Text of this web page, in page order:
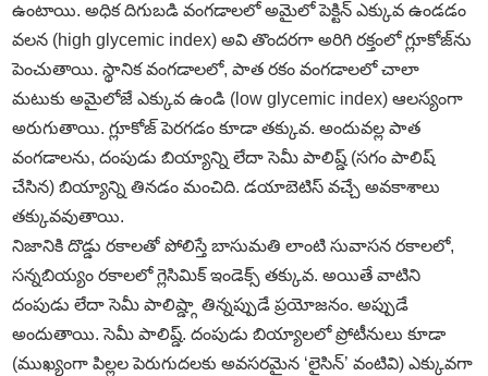
ఉంటాయి. అధిక దిగుబడి వంగడాలలో అమైలో పెక్టిన్‌ ఎక్కువ ఉండడం
వలన (high glycemic index) అవి తొందరగా అరిగి రక్తంలో గ్లూకోజ్‌ను
పెంచుతాయి. స్థానిక వంగడాలలో, పాత రకం వంగడాలలో చాలా
మటుకు అమైలోజే ఎక్కువ ఉండి (low glycemic index) ఆలస్యంగా
అరుగుతాయి. గ్లూకోజ్‌ పెరగడం కూడా తక్కువ. అందువల్ల పాత
వంగడాలను, దంపుడు బియ్యాన్ని లేదా సెమీ పాలిష్డ్‌ (సగం పాలిష్‌
చేసిన) బియ్యాన్ని తినడం మంచిది. డయాబెటిస్‌ వచ్చే అవకాశాలు
తక్కువవుతాయి.
నిజానికి దొడ్డు రకాలతో పోలిస్తే బాసుమతి లాంటి సువాసన రకాలలో,
సన్నబియ్యం రకాలలో గ్లెసిమిక్‌ ఇండెక్స్‌ తక్కువ. అయితే వాటిని
దంపుడు లేదా సెమీ పాలిష్డ్గా తిన్నప్పుడే ప్రయోజనం. అప్పుడే
అందుతాయి. సెమీ పాలిష్డ్‌. దంపుడు బియ్యాలలో ప్రోటీనులు కూడా
(ముఖ్యంగా పిల్లల పెరుగుదలకు అవసరమైన ‘లైసిన్‌’ వంటివి) ఎక్కువగా